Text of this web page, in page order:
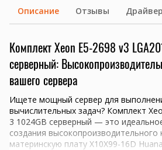
Описание Отзывы
Комплект Xeon E5-2698 v3
серверный:
вашего сервера
Ищете мощный сервер для
вычислительных задач? Комплект
3 1024GB серверный — это
создания
материнскую плату X10X99-16D